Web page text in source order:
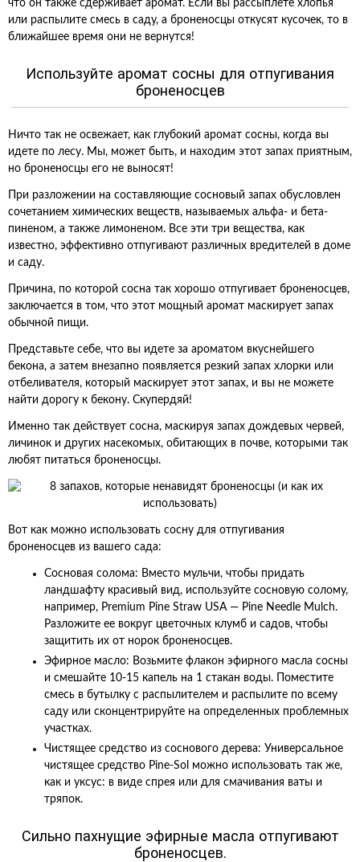
что он также сдерживает аромат. Если вы рассыплете хлопья
или распылите смесь в саду, а броненосцы откусят кусочек, то в
ближайшее время они не вернутся!
Используйте аромат сосны для отпугивания
броненосцев
Ничто так не освежает, как глубокий аромат сосны, когда вы
идете по лесу. Мы, может быть, и находим этот запах приятным,
но броненосцы его не выносят!
При разложении на составляющие сосновый запах обусловлен
сочетанием химических веществ, называемых альфа- и бета-
пиненом, а также лимоненом. Все эти три вещества, как
известно, эффективно отпугивают различных вредителей в доме
и саду.
Причина, по которой сосна так хорошо отпугивает броненосцев,
заключается в том, что этот мощный аромат маскирует запах
обычной пищи.
Представьте себе, что вы идете за ароматом вкуснейшего
бекона, а затем внезапно появляется резкий запах хлорки или
отбеливателя, который маскирует этот запах, и вы не можете
найти дорогу к бекону. Скупердяй!
Именно так действует сосна, маскируя запах дождевых червей,
личинок и других насекомых, обитающих в почве, которыми так
любят питаться броненосцы.
Вот как можно использовать сосну для отпугивания
броненосцев из вашего сада:
Сосновая солома: Вместо мульчи, чтобы придать
ландшафту красивый вид, используйте сосновую солому,
например, Premium Pine Straw USA — Pine Needle Mulch.
Разложите ее вокруг цветочных клумб и садов, чтобы
защитить их от норок броненосцев.
Эфирное масло: Возьмите флакон эфирного масла сосны
и смешайте 10-15 капель на 1 стакан воды. Поместите
смесь в бутылку с распылителем и распылите по всему
саду или сконцентрируйте на определенных проблемных
участках.
Чистящее средство из соснового дерева: Универсальное
чистящее средство Pine-Sol можно использовать так же,
как и уксус: в виде спрея или для смачивания ваты и
тряпок.
Сильно пахнущие эфирные масла отпугивают
броненосцев.